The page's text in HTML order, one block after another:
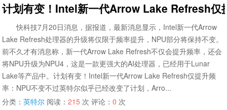
计划有变！Intel新一代Arrow Lake Refresh仅
快科技7月20日消息，据报道，最新消息显示，Intel新一代Arrow
Lake Refresh处理器的升级将仅限于频率提升，NPU部分将保持不变。
前不久才有消息称，新一代Arrow Lake Refresh不仅会提升频率，还会
将NPU升级为NPU4，这是一款更强大的AI处理器，已经用于Lunar
Lake等产品中。计划有变！Intel新一代Arrow Lake Refresh仅提升频
率：NPU不变不过英特尔似乎已经改变了计划，Arro...
分类：英特尔 阅读：215 次 评论：0 次